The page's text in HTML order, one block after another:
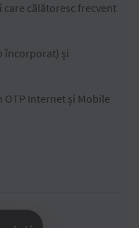
călătoresc frecvent
încorporat) și
Internet și Mobile